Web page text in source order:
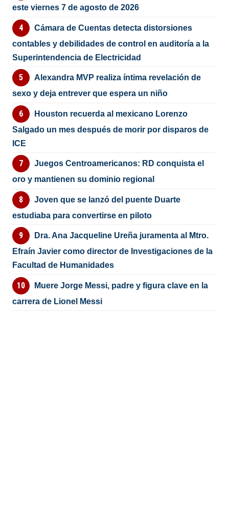
este viernes 7 de agosto de 2026
Cámara de Cuentas detecta distorsiones
contables y debilidades de control en auditoría a la
Superintendencia de Electricidad
Alexandra MVP realiza íntima revelación de
sexo y deja entrever que espera un niño
Houston recuerda al mexicano Lorenzo
Salgado un mes después de morir por disparos de
ICE
Juegos Centroamericanos: RD conquista el
oro y mantienen su dominio regional
Joven que se lanzó del puente Duarte
estudiaba para convertirse en piloto
Dra. Ana Jacqueline Ureña juramenta al Mtro.
Efraín Javier como director de Investigaciones de la
Facultad de Humanidades
Muere Jorge Messi, padre y figura clave en la
carrera de Lionel Messi